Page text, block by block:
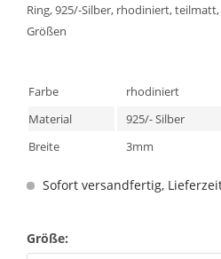
Ring, 925/-Silber, rhodiniert,
Größen
Farbe
rhodiniert
Material
925/- Silber
Breite
3mm
Sofort versandfertig,
Größe: